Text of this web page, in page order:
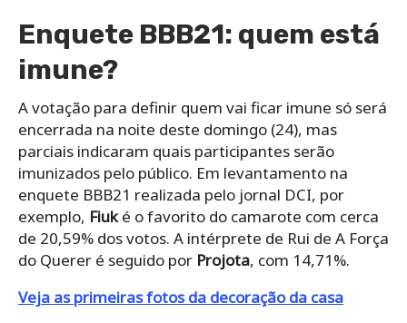
Enquete BBB21: quem está
imune?
A votação para definir quem vai ficar imune só será
encerrada na noite deste domingo (24), mas
parciais indicaram quais participantes serão
imunizados pelo público. Em levantamento na
enquete BBB21 realizada pelo jornal DCI, por
exemplo, Fiuké o favorito do camarote com cerca
de 20,59% dos votos. A intérprete de Rui de A Força
do Querer é seguido por Projota, com 14,71%.
Veja as primeiras fotos da decoração da casa